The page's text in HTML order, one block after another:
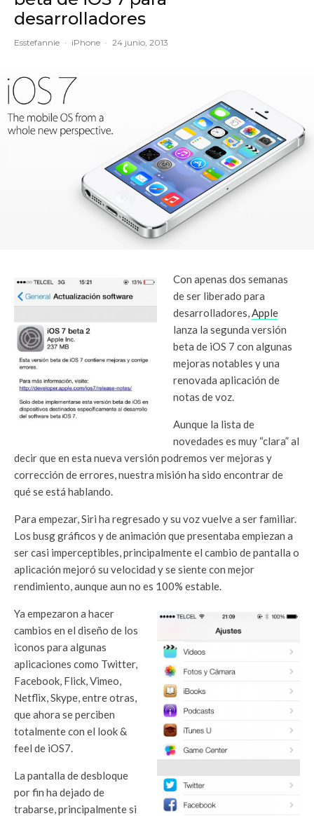
desarrolladores
Esstefannie · iPhone · 24 junio, 2013
Con apenas dos semanas
de ser liberado para
desarrolladores,Apple
lanza la segunda versión
beta de iOS 7 con algunas
mejoras notables y una
renovada aplicación de
notas de voz.
Aunque la lista de
novedades es muy “clara” al
decir que en esta nueva versión podremos ver mejoras y
corrección de errores, nuestra misión ha sido encontrar de
qué se está hablando.
Para empezar, Siri ha regresado y su voz vuelve a ser familiar.
Los busg gráficos y de animación que presentaba empiezan a
ser casi imperceptibles, principalmente el cambio de pantalla o
aplicación mejoró su velocidad y se siente con mejor
rendimiento, aunque aun no es 100% estable.
Ya empezaron a hacer
cambios en el diseño de los
iconos para algunas
aplicaciones como Twitter,
Facebook, Flick, Vimeo,
Netflix, Skype, entre otras,
que ahora se perciben
totalmente con el look &
feel de iOS7.
La pantalla de desbloque
por fin ha dejado de
trabarse, principalmente si